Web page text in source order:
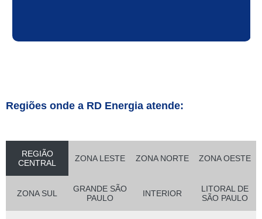
Regiões onde a RD Energia atende:
REGIÃO
CENTRAL
ZONA LESTE ZONA NORTE ZONA OESTE
ZONA SUL
GRANDE SÃO
PAULO
INTERIOR
LITORAL DE
SÃO PAULO